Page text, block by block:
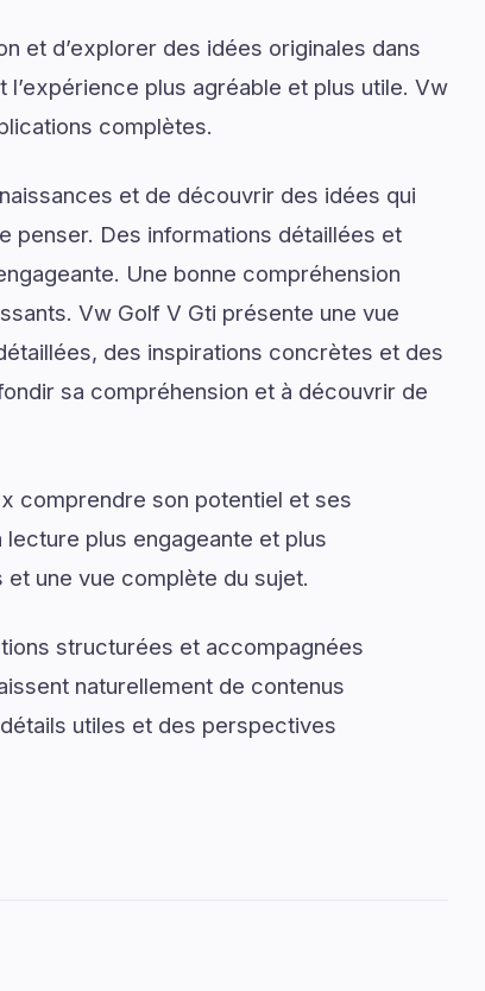
et d’explorer des idées originales dans
plus agréable et plus utile. Vw
complètes.
et de découvrir des idées qui
penser. Des informations détaillées et
Une bonne compréhension
Vw Golf V Gti présente une vue
des inspirations concrètes et des
sa compréhension et à découvrir de
comprendre son potentiel et ses
plus engageante et plus
une vue complète du sujet.
structurées et accompagnées
naturellement de contenus
utiles et des perspectives